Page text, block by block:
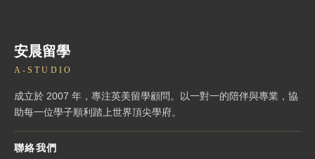
安晨留學
A-STUDIO
成立於 2007 年，專注英美留學顧問。以一對一的陪伴與專業，協
助每一位學子順利踏上世界頂尖學府。
聯絡我們